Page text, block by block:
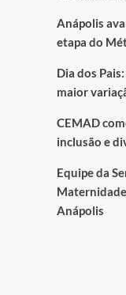
Anápolis
etapa do
Dia dos
maior
CEMAD
inclusão e
Equipe da
Anápolis